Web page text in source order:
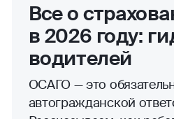
Все о
в 2026 году:
водителей
ОСАГО — это
автогражданской